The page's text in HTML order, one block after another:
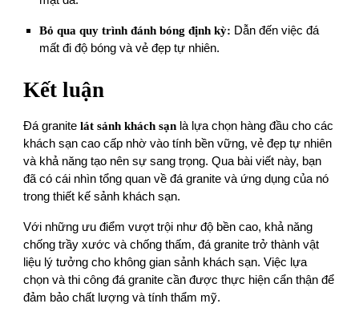
Bỏ qua quy trình đánh bóng định kỳ: Dẫn đến việc đá
mất đi độ bóng và vẻ đẹp tự nhiên.
Kết luận
Đá granitelát sảnh khách sạn là lựa chọn hàng đầu cho các
khách sạn cao cấp nhờ vào tính bền vững, vẻ đẹp tự nhiên
và khả năng tạo nên sự sang trọng. Qua bài viết này, bạn
đã có cái nhìn tổng quan về đá granite và ứng dụng của nó
trong thiết kế sảnh khách sạn.
Với những ưu điểm vượt trội như độ bền cao, khả năng
chống trầy xước và chống thấm, đá granite trở thành vật
liệu lý tưởng cho không gian sảnh khách sạn. Việc lựa
chọn và thi công đá granite cần được thực hiện cẩn thận để
đảm bảo chất lượng và tính thẩm mỹ.